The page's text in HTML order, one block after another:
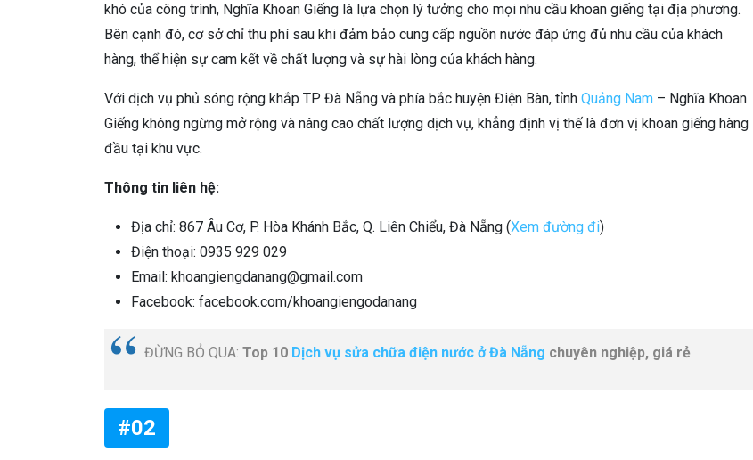
khó của công trình, Nghĩa Khoan Giếng là lựa chọn lý tưởng cho mọi nhu cầu khoan giếng tại địa phương.
Bên cạnh đó, cơ sở chỉ thu phí sau khi đảm bảo cung cấp nguồn nước đáp ứng đủ nhu cầu của khách
hàng, thể hiện sự cam kết về chất lượng và sự hài lòng của khách hàng.
Với dịch vụ phủ sóng rộng khắp TP Đà Nẵng và phía bắc huyện Điện Bàn, tỉnh Quảng Nam – Nghĩa Khoan
Giếng không ngừng mở rộng và nâng cao chất lượng dịch vụ, khẳng định vị thế là đơn vị khoan giếng hàng
đầu tại khu vực.
Thông tin liên hệ:
Địa chỉ: 867 Âu Cơ, P. Hòa Khánh Bắc, Q. Liên Chiểu, Đà Nẵng (Xem đường đi)
Điện thoại: 0935 929 029
Email: khoangiengdanang@gmail.com
Facebook: facebook.com/khoangiengodanang
ĐỪNG BỎ QUA: Top 10 Dịch vụ sửa chữa điện nước ở Đà Nẵng chuyên nghiệp, giá rẻ
#02